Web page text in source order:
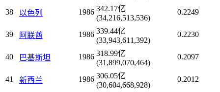
38 以色列 1986 342.17亿
(34,216,513,536)
0.2249
39 阿联酋 1986 339.44亿
(33,943,611,392)
0.2230
40 巴基斯坦 1986 318.99亿
(31,899,070,464)
0.2097
41 新西兰 1986 306.05亿
(30,604,668,928)
0.2012